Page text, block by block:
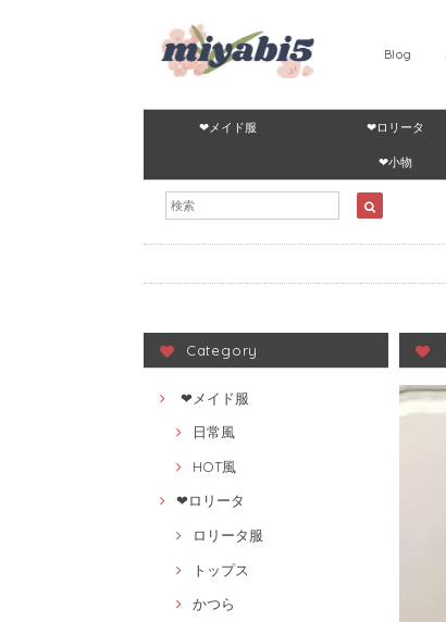
Blog
❤メイド服 ❤ロリータ
❤小物
Category
❤メイド服
日常風
HOT風
❤ロリータ
ロリータ服
トップス
かつら